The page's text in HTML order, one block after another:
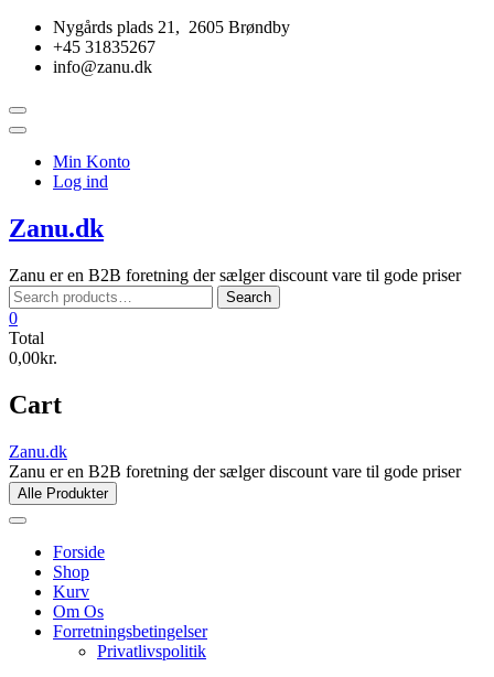
Skip
content
Nygårds plads 21, 2605 Brøndby
+45 31835267
info@zanu.dk
Topbar
Menu
Min Konto
Log ind
Zanu.dk
Zanu er en B2B foretning der sælger discount vare til gode priser
Search
for:
Search
0
Total
0,00kr.
Cart
Zanu.dk
Zanu er en B2B foretning der sælger discount vare til gode priser
Alle Produkter
Forside
Shop
Kurv
Om Os
Forretningsbetingelser
Privatlivspolitik